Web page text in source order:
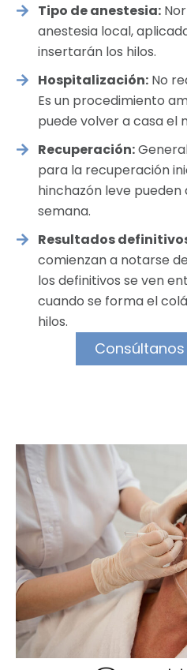
Tipo de anestesia:
anestesia local,
insertarán los hilos.
Hospitalización: No
Es un procedimiento
puede volver a casa el
Recuperación:
para la recuperación
hinchazón leve
semana.
Resultados
comienzan a notarse
los definitivos se ven
cuando se forma el
hilos.